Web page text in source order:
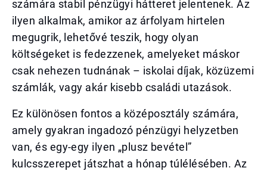
számára stabil pénzügyi hátteret jelentenek. Az
ilyen alkalmak, amikor az árfolyam hirtelen
megugrik, lehetővé teszik, hogy olyan
költségeket is fedezzenek, amelyeket máskor
csak nehezen tudnának – iskolai díjak, közüzemi
számlák, vagy akár kisebb családi utazások.
Ez különösen fontos a középosztály számára,
amely gyakran ingadozó pénzügyi helyzetben
van, és egy-egy ilyen „plusz bevétel”
kulcsszerepet játszhat a hónap túlélésében. Az